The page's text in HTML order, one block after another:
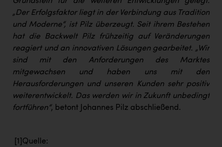
„Der Erfolgsfaktor liegt in der Verbindung aus Tradition
und Moderne“, ist Pilz überzeugt. Seit ihrem Bestehen
hat die Backwelt Pilz frühzeitig auf Veränderungen
reagiert und an innovativen Lösungen gearbeitet. „Wir
sind mit den Anforderungen des Marktes
mitgewachsen und haben uns mit den
Herausforderungen und unseren Kunden sehr positiv
weiterentwickelt. Das werden wir in Zukunft unbedingt
fortführen“, betont Johannes Pilz abschließend.
[1] Quelle: